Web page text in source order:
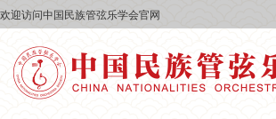
欢迎访问中国民族管弦乐学会官网